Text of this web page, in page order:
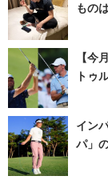
もの
【今
トゥ
イン
パ」